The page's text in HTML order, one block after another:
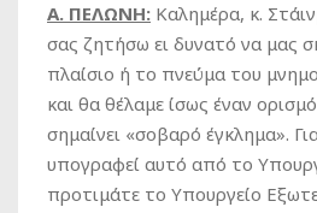
Α. ΠΕΛΩΝΗ: Καλημέρα, κ.
σας ζητήσω ει δυνατό να μας
πλαίσιο ή το πνεύμα του
και θα θέλαμε ίσως έναν
σημαίνει «σοβαρό έγκλημα».
υπογραφεί αυτό από το
προτιμάτε το Υπουργείο